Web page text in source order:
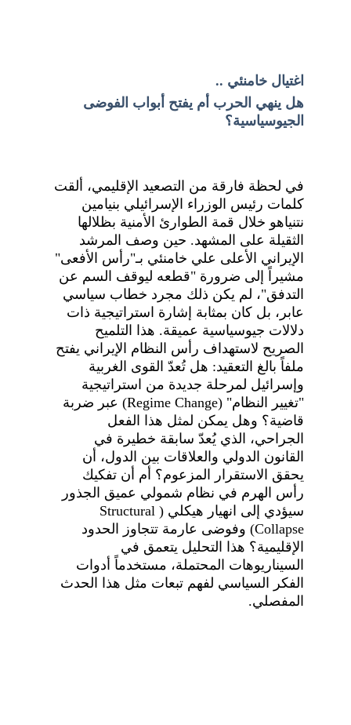
اغتيال خامنئي ..
هل ينهي الحرب أم يفتح أبواب الفوضى
الجيوسياسية؟
في لحظة فارقة من التصعيد الإقليمي، ألقت
كلمات رئيس الوزراء الإسرائيلي بنيامين
نتنياهو خلال قمة الطوارئ الأمنية بظلالها
الثقيلة على المشهد. حين وصف المرشد
الإيراني الأعلى علي خامنئي بـ"رأس الأفعى"
مشيراً إلى ضرورة "قطعه ليوقف السم عن
التدفق"، لم يكن ذلك مجرد خطاب سياسي
عابر، بل كان بمثابة إشارة استراتيجية ذات
دلالات جيوسياسية عميقة. هذا التلميح
الصريح لاستهداف رأس النظام الإيراني يفتح
ملفاً بالغ التعقيد: هل تُعدّ القوى الغربية
وإسرائيل لمرحلة جديدة من استراتيجية
"تغيير النظام" (Regime Change) عبر ضربة
قاضية؟ وهل يمكن لمثل هذا الفعل
الجراحي، الذي يُعدّ سابقة خطيرة في
القانون الدولي والعلاقات بين الدول، أن
يحقق الاستقرار المزعوم؟ أم أن تفكيك
رأس الهرم في نظام شمولي عميق الجذور
سيؤدي إلى انهيار هيكلي (Structural
Collapse) وفوضى عارمة تتجاوز الحدود
الإقليمية؟ هذا التحليل يتعمق في
السيناريوهات المحتملة، مستخدماً أدوات
الفكر السياسي لفهم تبعات مثل هذا الحدث
المفصلي.